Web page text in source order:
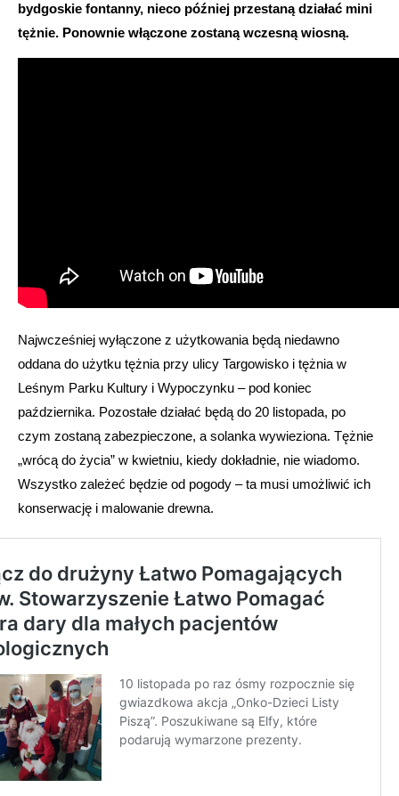
bydgoskie fontanny, nieco później przestaną działać mini
tężnie. Ponownie włączone zostaną wczesną wiosną.
Najwcześniej wyłączone z użytkowania będą niedawno
oddana do użytku tężnia przy ulicy Targowisko i tężnia w
Leśnym Parku Kultury i Wypoczynku – pod koniec
października. Pozostałe działać będą do 20 listopada, po
czym zostaną zabezpieczone, a solanka wywieziona. Tężnie
„wrócą do życia” w kwietniu, kiedy dokładnie, nie wiadomo.
Wszystko zależeć będzie od pogody – ta musi umożliwić ich
konserwację i malowanie drewna.